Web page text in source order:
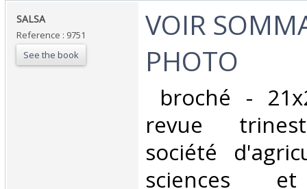
‎SALSA‎
Reference : 9751
See the book
‎VOIR
PHOTO‎
broché -
revue
société
sciences